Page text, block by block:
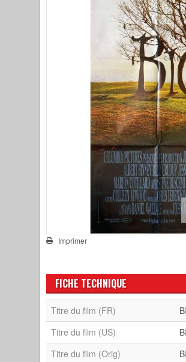
Imprimer
FICHE TECHNIQUE
Titre du film (FR)
Titre du film (US)
Titre du film (Orig)